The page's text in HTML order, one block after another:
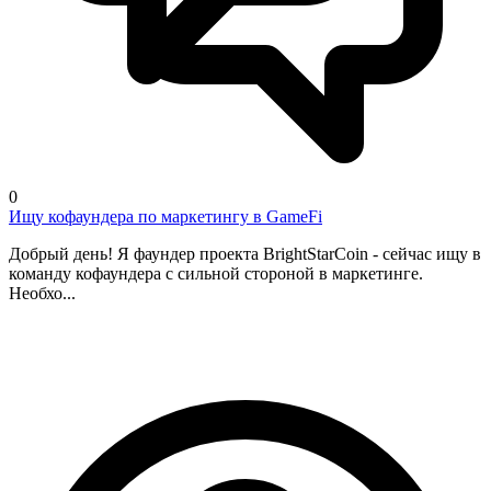
0
Ищу кофаундера по маркетингу в GameFi
Добрый день! Я фаундер проекта BrightStarCoin - сейчас ищу в
команду кофаундера с сильной стороной в маркетинге.
Необхо...